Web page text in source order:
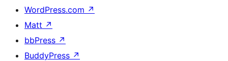
WordPress.com ↗
Matt ↗
bbPress ↗
BuddyPress ↗